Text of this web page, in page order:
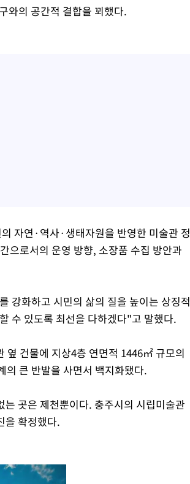
와의 공간적 결합을 꾀했다.
자연·역사·생태자원을 반영한 미술관 정
으로서의 운영 방향, 소장품 수집 방안과
강화하고 시민의 삶의 질을 높이는 상징적
수 있도록 최선을 다하겠다"고 말했다.
옆 건물에 지상4층 연면적 1446㎡ 규모의
의 큰 반발을 사면서 백지화됐다.
곳은 제천뿐이다. 충주시의 시립미술관
을 확정했다.